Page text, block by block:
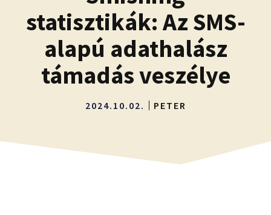
statisztikák: Az SMS-
alapú adathalász
támadás veszélye
2024.10.02. PETER